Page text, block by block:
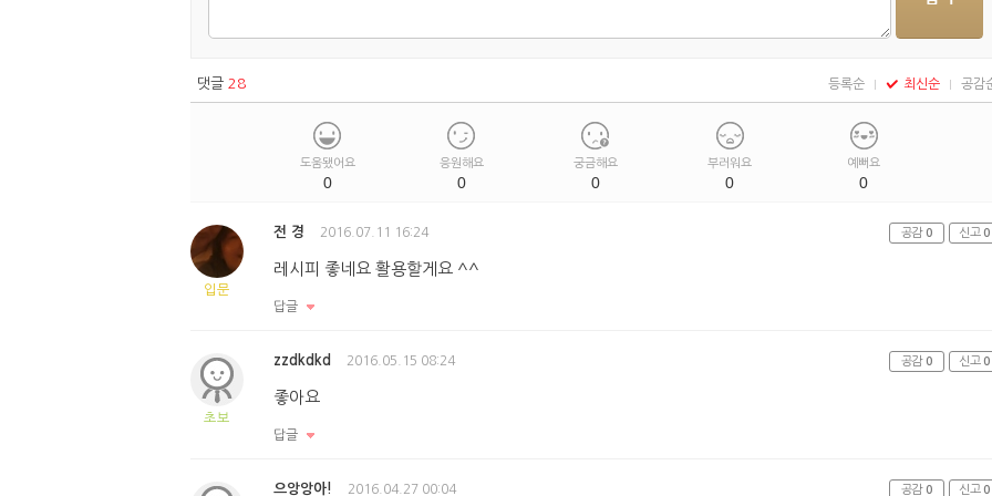
댓글 28 등록순 최신순 공감
도움됐어요
0
응원해요
0
궁금해요
0
부러워요
0
예뻐요
0
입문
전 경 2016.07.11 16:24
레시피 좋네요 활용할게요 ^^
답글
공감 0 신고 0
초보
zzdkdkd 2016.05.15 08:24
좋아요
답글
공감 0 신고 0
으앙앙아! 2016.04.27 00:04 공감 0 신고 0